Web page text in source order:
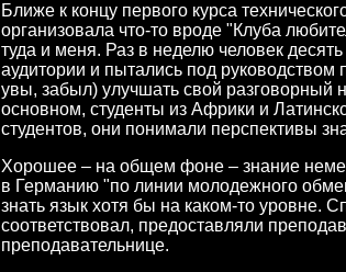
Ближе к концу первого курса
организовала что-то вроде "Клуба
туда и меня. Раз в неделю человек
аудитории и пытались под
увы, забыл) улучшать свой разговорный
основном, студенты из Африки и
студентов, они понимали перспективы
Хорошее – на общем фоне – знание
в Германию "по линии молодежного
знать язык хотя бы на каком-то уровне.
соответствовал, предоставляли
преподавательнице.